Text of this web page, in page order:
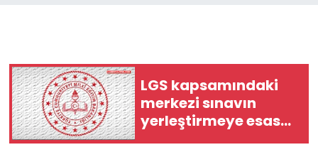
LGS kapsamındaki
merkezi sınavın
yerleştirmeye esas
birinci nakil sonuçları